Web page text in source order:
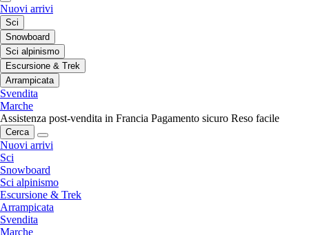
Nuovi arrivi
Sci
Snowboard
Sci alpinismo
Escursione & Trek
Arrampicata
Svendita
Marche
Assistenza post-vendita in Francia Pagamento sicuro Reso facile
Cerca
Nuovi arrivi
Sci
Snowboard
Sci alpinismo
Escursione & Trek
Arrampicata
Svendita
Marche